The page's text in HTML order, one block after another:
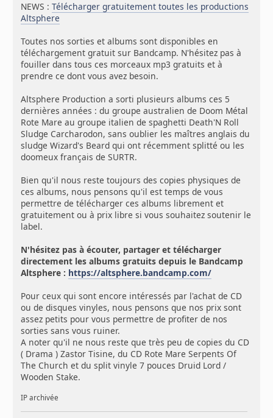
NEWS :Télécharger gratuitement toutes les productions
Altsphere
Toutes nos sorties et albums sont disponibles en
téléchargement gratuit sur Bandcamp. N'hésitez pas à
fouiller dans tous ces morceaux mp3 gratuits et à
prendre ce dont vous avez besoin.
Altsphere Production a sorti plusieurs albums ces 5
dernières années : du groupe australien de Doom Métal
Rote Mare au groupe italien de spaghetti Death'N Roll
Sludge Carcharodon, sans oublier les maîtres anglais du
sludge Wizard's Beard qui ont récemment splitté ou les
doomeux français de SURTR.
Bien qu'il nous reste toujours des copies physiques de
ces albums, nous pensons qu'il est temps de vous
permettre de télécharger ces albums librement et
gratuitement ou à prix libre si vous souhaitez soutenir le
label.
N'hésitez pas à écouter, partager et télécharger
directement les albums gratuits depuis le Bandcamp
Altsphere : https://altsphere.bandcamp.com/
Pour ceux qui sont encore intéressés par l'achat de CD
ou de disques vinyles, nous pensons que nos prix sont
assez petits pour vous permettre de profiter de nos
sorties sans vous ruiner.
A noter qu'il ne nous reste que très peu de copies du CD
( Drama ) Zastor Tisine, du CD Rote Mare Serpents Of
The Church et du split vinyle 7 pouces Druid Lord /
Wooden Stake.
IP archivée